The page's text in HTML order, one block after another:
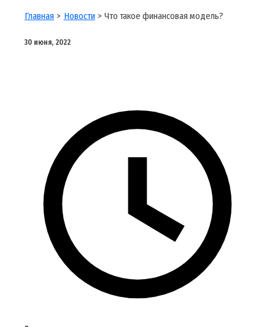
Главная Новости Что такое финансовая модель?
30 июня, 2022